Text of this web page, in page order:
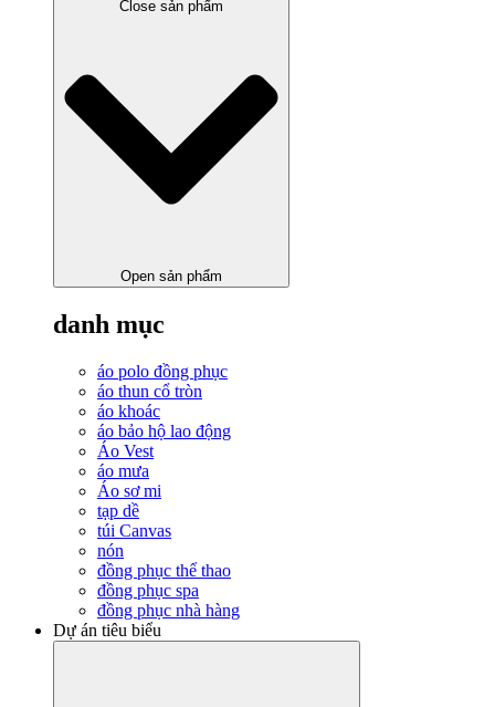
Close sản phẩm
Open sản phẩm
danh mục
áo polo đồng phục
áo thun cổ tròn
áo khoác
áo bảo hộ lao động
Áo Vest
áo mưa
Áo sơ mi
tạp dề
túi Canvas
nón
đồng phục thể thao
đồng phục spa
đồng phục nhà hàng
Dự án tiêu biểu